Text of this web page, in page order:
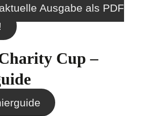
Ausgabe als PDF
Cup –